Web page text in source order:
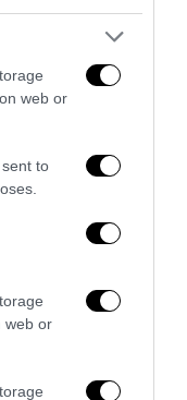
web or
to
web or
poeta e buffone di